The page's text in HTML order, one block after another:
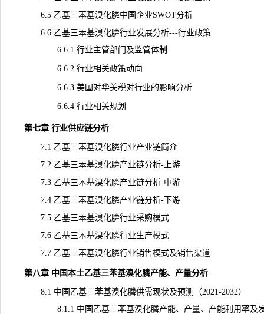
6.5 乙基三苯基溴化膦中国企业SWOT分析
6.6 乙基三苯基溴化膦行业发展分析---行业政策
6.6.1 行业主管部门及监管体制
6.6.2 行业相关政策动向
6.6.3 美国对华关税对行业的影响分析
6.6.4 行业相关规划
第七章 行业供应链分析
7.1 乙基三苯基溴化膦行业产业链简介
7.2 乙基三苯基溴化膦产业链分析-上游
7.3 乙基三苯基溴化膦产业链分析-中游
7.4 乙基三苯基溴化膦产业链分析-下游
7.5 乙基三苯基溴化膦行业采购模式
7.6 乙基三苯基溴化膦行业生产模式
7.7 乙基三苯基溴化膦行业销售模式及销售渠道
第八章 中国本土乙基三苯基溴化膦产能、 产量分析
8.1 中国乙基三苯基溴化膦供需现状及预测（2021-2032）
8.1.1 中国乙基三苯基溴化膦产能、产量、 产能利用率及